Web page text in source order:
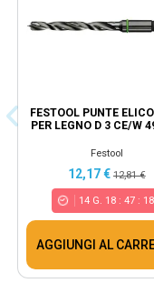
FESTOOL PUNTE
PER LEGNO D 3 CE/W
Festool
12,17 € 12,81 €
14 G. 18 :47 : 17
AGGIUNGI AL